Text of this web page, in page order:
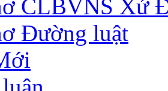
CLBVNS Xứ
Đường luật